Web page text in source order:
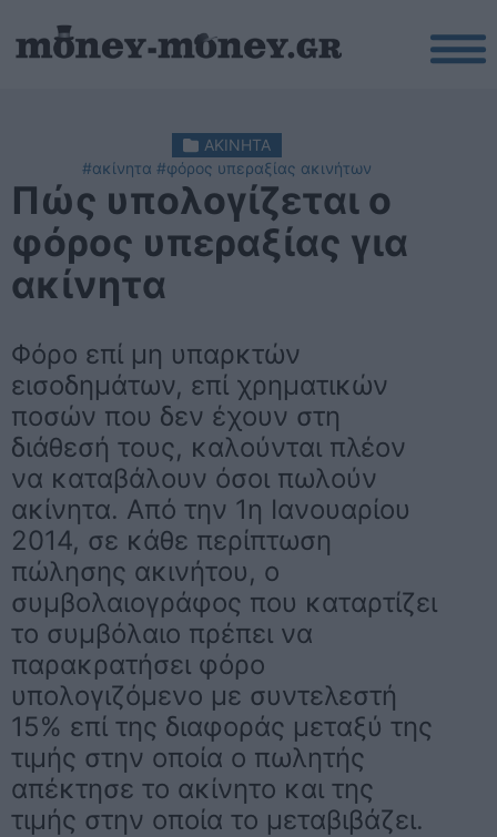
ΑΚΙΝΗΤΑ
#ακίνητα #φόρος υπεραξίας ακινήτων
Πώς υπολογίζεται ο
φόρος υπεραξίας για
ακίνητα
Φόρο επί μη υπαρκτών
εισοδημάτων, επί χρηματικών
ποσών που δεν έχουν στη
διάθεσή τους, καλούνται πλέον
να καταβάλουν όσοι πωλούν
ακίνητα. Από την 1η Ιανουαρίου
2014, σε κάθε περίπτωση
πώλησης ακινήτου, ο
συμβολαιογράφος που καταρτίζει
το συμβόλαιο πρέπει να
παρακρατήσει φόρο
υπολογιζόμενο με συντελεστή
15% επί της διαφοράς μεταξύ της
τιμής στην οποία ο πωλητής
απέκτησε το ακίνητο και της
τιμής στην οποία το μεταβιβάζει.